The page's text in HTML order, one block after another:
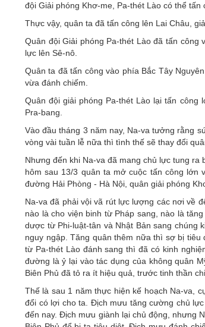
đội Giải phóng Khơ-me, Pa-thét Lào có thể
Thực vậy, quân ta đã tấn công lên Lai Châu,
Quân đội Giải phóng Pa-thét Lào đã tấn công
lực lên Sê-nô.
Quân ta đã tấn công vào phía Bắc Tây
vừa đánh chiếm.
Quân đội giải phóng Pa-thét Lào lại tấn
Pra-bang.
Vào đầu tháng 3 năm nay, Na-va tưởng rằng
vòng vài tuần lễ nữa thì tình thế sẽ thay đổi
Nhưng đến khi Na-va đã mang chủ lực tung
hôm sau 13/3 quân ta mở cuộc tấn công lớn
đường Hải Phòng - Hà Nội, quân giải phóng
Na-va đã phải vội vã rút lực lượng các nơi về
nào là cho viện binh từ Pháp sang, nào là
dược từ Phi-luật-tân và Nhật Bản sang chúng
nguy ngập. Tăng quân thêm nữa thì sợ bị
từ Pa-thét Lào đánh sang thì đã có kinh
đường là ỷ lại vào tác dụng của không quân
Biên Phủ đã tỏ ra ít hiệu quả, trước tinh thần
Thế là sau 1 năm thực hiện kế hoạch Na-va,
đổi có lợi cho ta. Địch mưu tăng cường chủ
đến nay. Địch mưu giành lại chủ động, nhưng